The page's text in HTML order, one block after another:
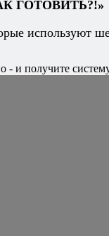
ГОТОВИТЬ?!»
используют
- и получите